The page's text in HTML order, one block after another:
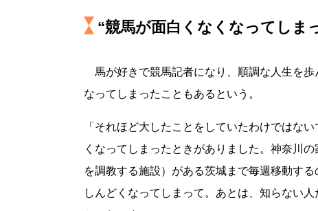
“競馬が面白くなくなってしま
馬が好きで競馬記者になり、順調な人生を
なってしまったこともあるという。
「それほど大したことをしていたわけではな
くなってしまったときがありました。神奈川
を調教する施設）がある茨城まで毎週移動す
しんどくなってしまって。あとは、知らない